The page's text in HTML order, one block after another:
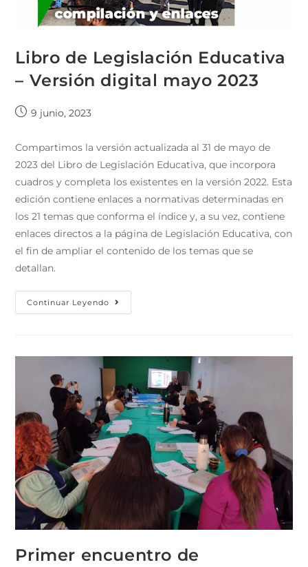
Libro de Legislación Educativa
– Versión digital mayo 2023
9 junio, 2023
Compartimos la versión actualizada al 31 de mayo de
2023 del Libro de Legislación Educativa, que incorpora
cuadros y completa los existentes en la versión 2022. Esta
edición contiene enlaces a normativas determinadas en
los 21 temas que conforma el índice y, a su vez, contiene
enlaces directos a la página de Legislación Educativa, con
el fin de ampliar el contenido de los temas que se
detallan.
Continuar Leyendo
Primer encuentro de